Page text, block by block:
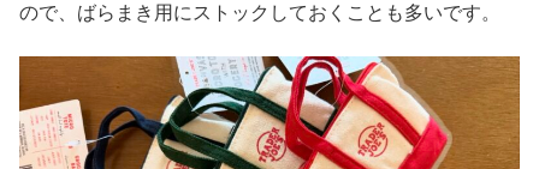
ので、ばらまき用にストックしておくことも多いです。